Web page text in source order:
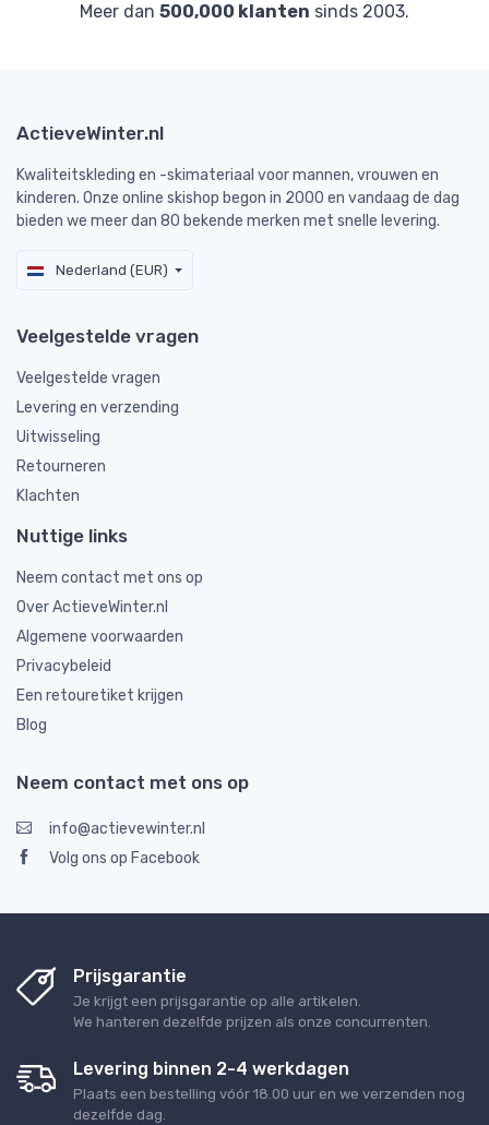
Meer dan 500,000 klanten sinds 2003.
ActieveWinter.nl
Kwaliteitskleding en -skimateriaal voor mannen, vrouwen en
kinderen. Onze online skishop begon in 2000 en vandaag de dag
bieden we meer dan 80 bekende merken met snelle levering.
Nederland (EUR)
Veelgestelde vragen
Veelgestelde vragen
Levering en verzending
Uitwisseling
Retourneren
Klachten
Nuttige links
Neem contact met ons op
Over ActieveWinter.nl
Algemene voorwaarden
Privacybeleid
Een retouretiket krijgen
Blog
Neem contact met ons op
info@actievewinter.nl
Volg ons op Facebook
Prijsgarantie
Je krijgt een prijsgarantie op alle artikelen.
We hanteren dezelfde prijzen als onze concurrenten.
Levering binnen 2-4 werkdagen
Plaats een bestelling vóór 18.00 uur en we verzenden nog
dezelfde dag.